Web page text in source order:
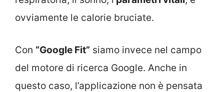
ovviamente le calorie bruciate.
Con “Google Fit” siamo invece nel campo
del motore di ricerca Google. Anche in
questo caso, l’applicazione non è pensata